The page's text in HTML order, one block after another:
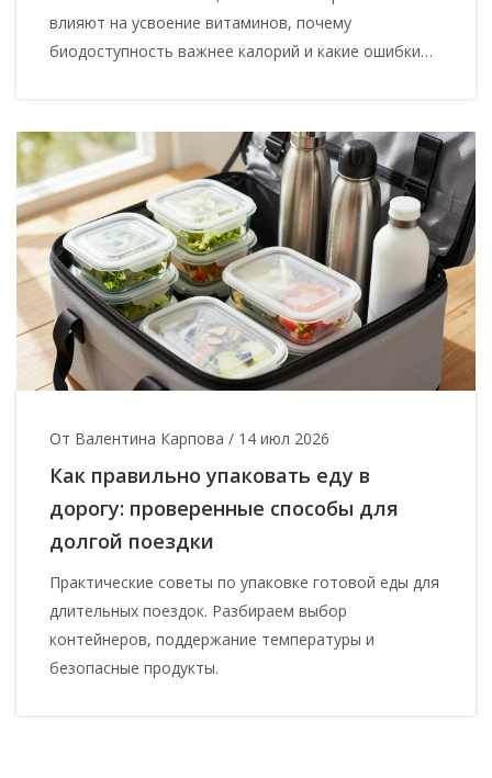
влияют на усвоение витаминов, почему
биодоступность важнее калорий и какие ошибки
От Валентина Карпова / 14 июл 2026
Как правильно упаковать еду в
дорогу: проверенные способы для
долгой поездки
Практические советы по упаковке готовой еды для
длительных поездок. Разбираем выбор
контейнеров, поддержание температуры и
безопасные продукты.